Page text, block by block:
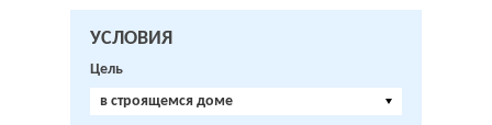
УСЛОВИЯ
Цель
в строящемся доме